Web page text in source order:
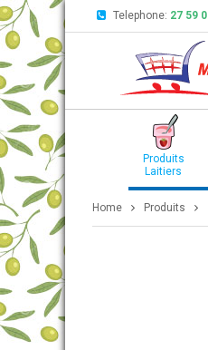
Telephone: 27 59
Produits
Laitiers
Home Produits